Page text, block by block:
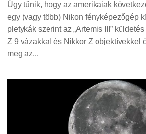
Úgy tűnik, hogy az amerikaiak
egy (vagy több) Nikon fényképezőgép
pletykák szerint az „Artemis III”
Z 9 vázakkal és Nikkor Z objektívekkel
meg az...